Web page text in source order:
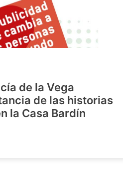
de la Vega
de las historias
la Casa Bardín